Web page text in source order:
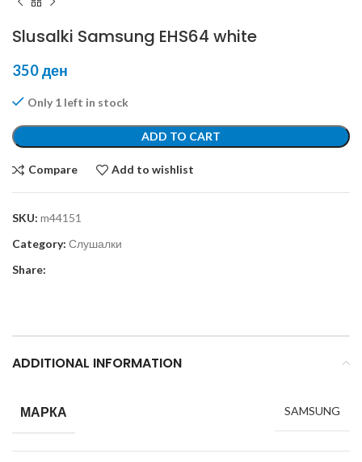
Slusalki Samsung EHS64 white
350ден
Only 1 left in stock
ADD TO CART
Compare Add to wishlist
SKU: m44151
Category: Слушалки
Share:
ADDITIONAL INFORMATION
МАРКА SAMSUNG